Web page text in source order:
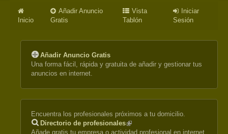
Inicio
Añadir Anuncio
Gratis
Vista
Tablón
Iniciar
Sesión
Añadir Anuncio Gratis
Una forma fácil, rápida y gratuita de añadir y gestionar tus
anuncios en internet.
Encuentra los profesionales próximos a tu domicilio.
Directorio de profesionales(link
is
Añade gratis tu empresa o actividad profesional en internet.